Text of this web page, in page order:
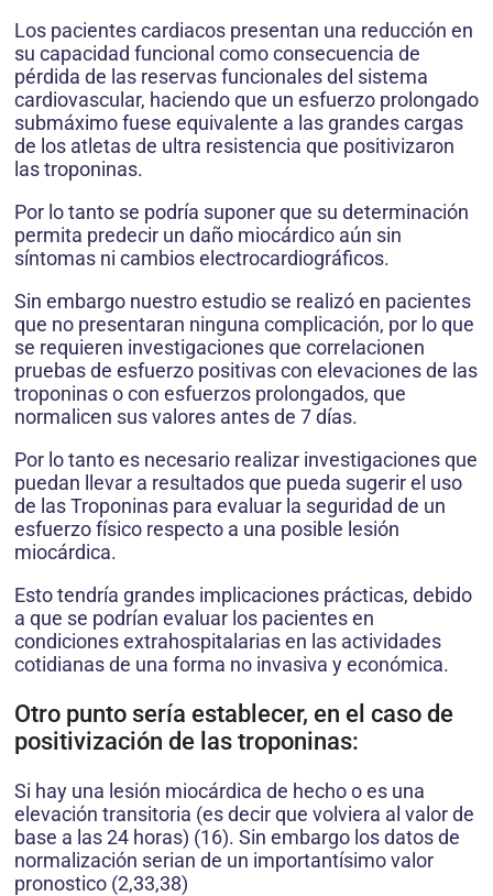
Los pacientes cardiacos presentan una reducción en
su capacidad funcional como consecuencia de
pérdida de las reservas funcionales del sistema
cardiovascular, haciendo que un esfuerzo prolongado
submáximo fuese equivalente a las grandes cargas
de los atletas de ultra resistencia que positivizaron
las troponinas.
Por lo tanto se podría suponer que su determinación
permita predecir un daño miocárdico aún sin
síntomas ni cambios electrocardiográficos.
Sin embargo nuestro estudio se realizó en pacientes
que no presentaran ninguna complicación, por lo que
se requieren investigaciones que correlacionen
pruebas de esfuerzo positivas con elevaciones de las
troponinas o con esfuerzos prolongados, que
normalicen sus valores antes de 7 días.
Por lo tanto es necesario realizar investigaciones que
puedan llevar a resultados que pueda sugerir el uso
de las Troponinas para evaluar la seguridad de un
esfuerzo físico respecto a una posible lesión
miocárdica.
Esto tendría grandes implicaciones prácticas, debido
a que se podrían evaluar los pacientes en
condiciones extrahospitalarias en las actividades
cotidianas de una forma no invasiva y económica.
Otro punto sería establecer, en el caso de
positivización de las troponinas:
Si hay una lesión miocárdica de hecho o es una
elevación transitoria (es decir que volviera al valor de
base a las 24 horas) (16). Sin embargo los datos de
normalización serian de un importantísimo valor
pronostico (2,33,38)